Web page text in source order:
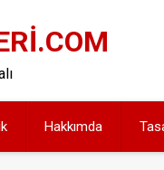
Hakkımda